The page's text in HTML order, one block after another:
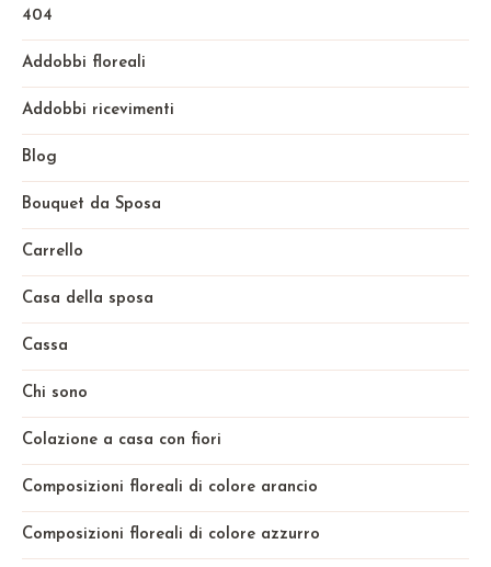
404
Addobbi floreali
Addobbi ricevimenti
Blog
Bouquet da Sposa
Carrello
Casa della sposa
Cassa
Chi sono
Colazione a casa con fiori
Composizioni floreali di colore arancio
Composizioni floreali di colore azzurro